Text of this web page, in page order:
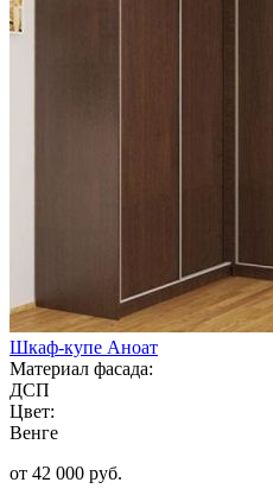
Шкаф-купе Аноат
Материал фасада:
ДСП
Цвет:
Венге
от 42 000 руб.